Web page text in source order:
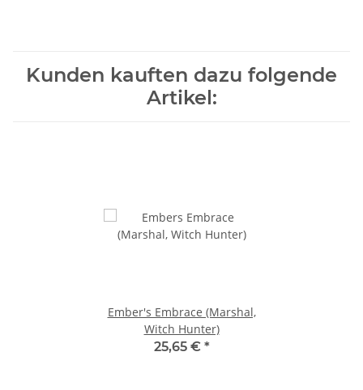
Kunden kauften dazu folgende
Artikel:
Ember's Embrace (Marshal,
Witch Hunter)
25,65 € *